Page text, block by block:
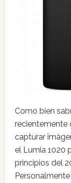
Como bien
recientemente
capturar
el Lumia 1020
principios del